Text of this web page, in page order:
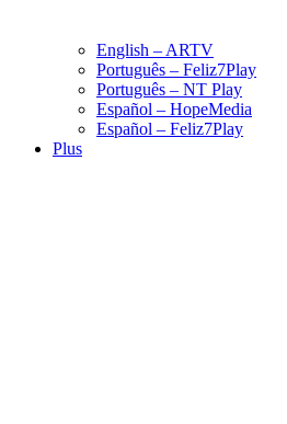
English – ARTV
Português – Feliz7Play
Português – NT Play
Español – HopeMedia
Español – Feliz7Play
Plus